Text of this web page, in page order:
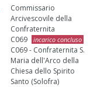
Commissario
Arcivescovile della
Confraternita
C069
incarico concluso
C069 - Confraternita S.
Maria dell'Arco della
Chiesa dello Spirito
Santo (Solofra)